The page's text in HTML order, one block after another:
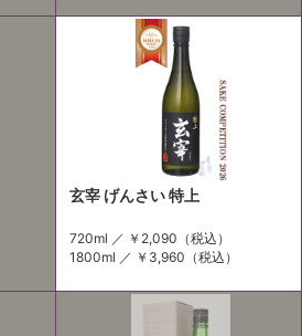
玄宰 げんさい 特上
720ml ／ ￥2,090 （税込）
1800ml ／ ￥3,960 （税込）